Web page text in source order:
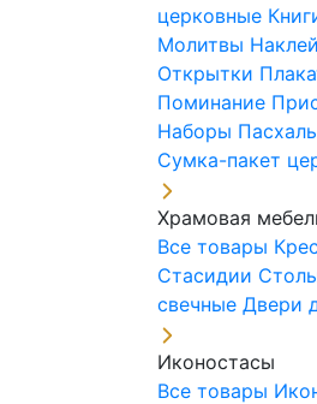
церковные
Молитвы
Открытки
Поминание
Наборы
Сумка-пакет
Храмовая
Все товары
Стасидии
свечные Двери
Иконостасы
Все товары